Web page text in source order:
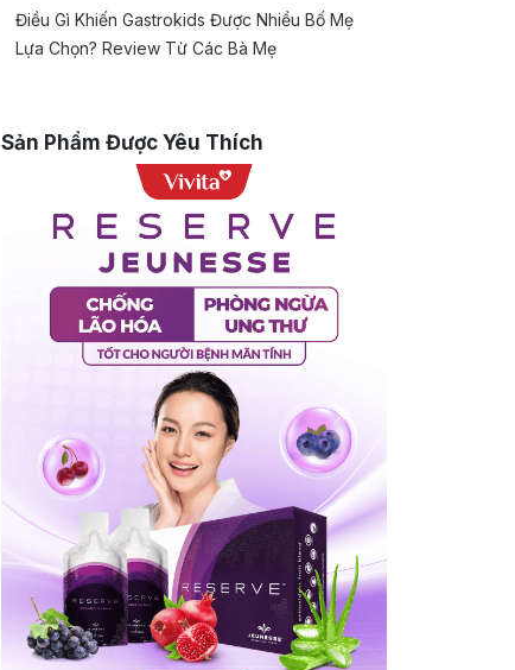
Điều Gì Khiến Gastrokids Được Nhiều Bố Mẹ
Lựa Chọn? Review Từ Các Bà Mẹ
Sản Phẩm Được Yêu Thích